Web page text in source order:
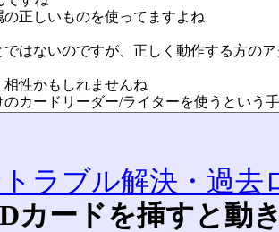
正しいものを使ってますよね
はないのですが、正しく動作する方の
性かもしれませんね
カードリーダー/ライターを使うという
ラブル解決・過去
カードを挿すと動